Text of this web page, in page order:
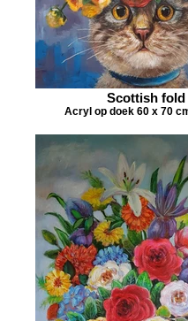
Scottish fold
Acryl op doek 60 x 70